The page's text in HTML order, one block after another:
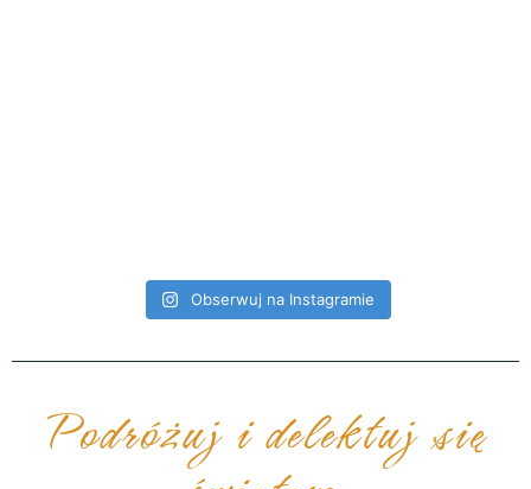
Obserwuj na Instagramie
Podróżuj i delektuj się